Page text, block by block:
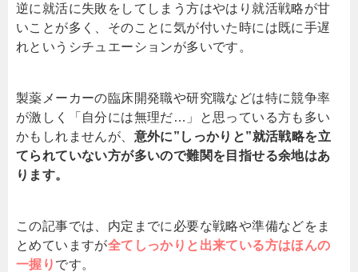
逆に就活に失敗をしてしまう方はやはり就活戦略が甘
いことが多く、そのことに気が付いた時には既に手遅
れというシチュエーションが多いです。
製薬メーカーの臨床開発職や研究職などは特に競争率
が激しく「自分には無理だ…」と思っている方も多い
かもしれませんが、 意外に”しっかりと”就活戦略を立
てられていない方が多いので難関を目指せる余地はあ
ります。
この記事では、内定までに必要な戦略や準備などをま
とめていますが全てしっかりと出来ている方はほんの
一握り です。